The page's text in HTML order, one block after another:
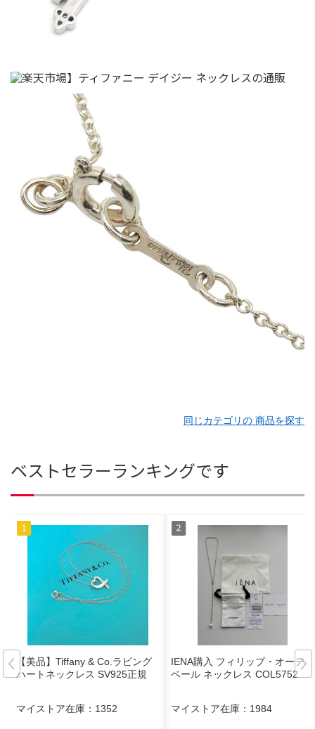
同じカテゴリの 商品を探す
ベストセラーランキングです
【美品】Tiffany & Co.ラビング
ハートネックレス SV925正規
マイストア在庫： 1352
IENA購入 フィリップ・オーディ
ベール ネックレス COL5752
マイストア在庫： 1984